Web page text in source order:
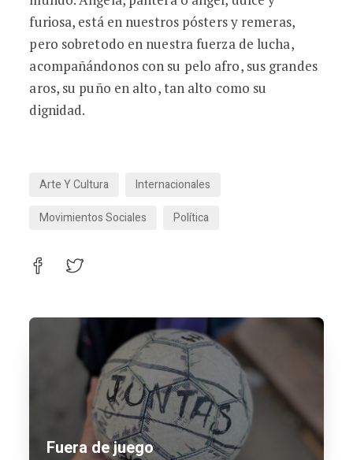
furiosa, está en nuestros pósters y remeras,
pero sobretodo en nuestra fuerza de lucha,
acompañándonos con su pelo afro, sus grandes
aros, su puño en alto, tan alto como su
dignidad.
Arte Y Cultura
Internacionales
Movimientos Sociales
Política
Fuera de juego